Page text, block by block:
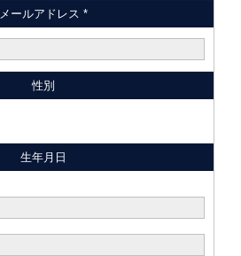
メールアドレス *
性別
生年月日